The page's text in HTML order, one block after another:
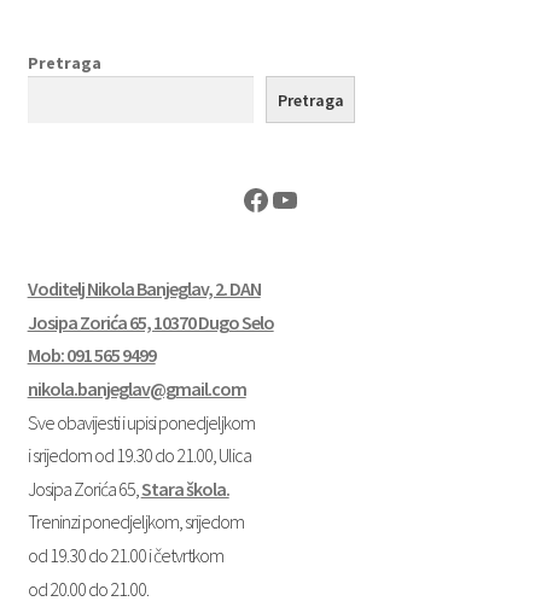
Pretraga
Pretraga
Facebook
YouTube
Voditelj Nikola Banjeglav, 2. DAN
Josipa Zorića 65, 10370 Dugo Selo
Mob: 091 565 9499
nikola.banjeglav@gmail.com
Sve obavijesti i upisi ponedjeljkom
i srijedom od 19.30 do 21.00, Ulica
Josipa Zorića 65, Stara škola.
Treninzi ponedjeljkom, srijedom
od 19.30 do 21.00 i četvrtkom
od 20.00 do 21.00.